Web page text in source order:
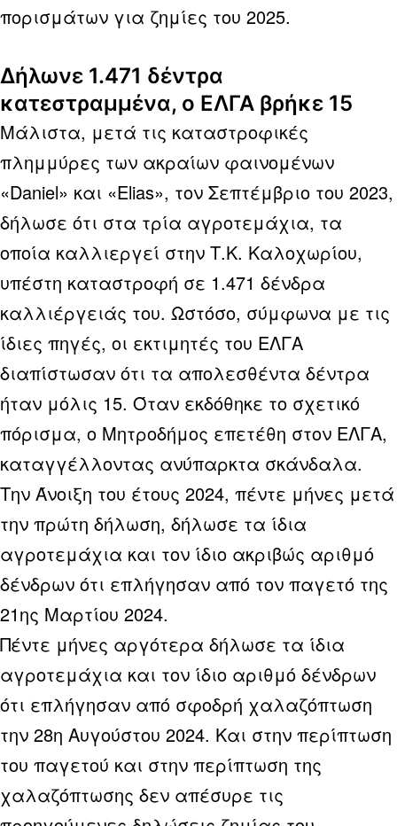
πορισμάτων για ζημίες του 2025.
Δήλωνε 1.471 δέντρα
κατεστραμμένα, ο ΕΛΓΑ βρήκε 15
Μάλιστα, μετά τις καταστροφικές
πλημμύρες των ακραίων φαινομένων
«Daniel» και «Elias», τον Σεπτέμβριο του 2023,
δήλωσε ότι στα τρία αγροτεμάχια, τα
οποία καλλιεργεί στην Τ.Κ. Καλοχωρίου,
υπέστη καταστροφή σε 1.471 δένδρα
καλλιέργειάς του. Ωστόσο, σύμφωνα με τις
ίδιες πηγές, οι εκτιμητές του ΕΛΓΑ
διαπίστωσαν ότι τα απολεσθέντα δέντρα
ήταν μόλις 15. Όταν εκδόθηκε το σχετικό
πόρισμα, ο Μητροδήμος επετέθη στον ΕΛΓΑ,
καταγγέλλοντας ανύπαρκτα σκάνδαλα.
Την Άνοιξη του έτους 2024, πέντε μήνες μετά
την πρώτη δήλωση, δήλωσε τα ίδια
αγροτεμάχια και τον ίδιο ακριβώς αριθμό
δένδρων ότι επλήγησαν από τον παγετό της
21ης Μαρτίου 2024.
Πέντε μήνες αργότερα δήλωσε τα ίδια
αγροτεμάχια και τον ίδιο αριθμό δένδρων
ότι επλήγησαν από σφοδρή χαλαζόπτωση
την 28η Αυγούστου 2024. Και στην περίπτωση
του παγετού και στην περίπτωση της
χαλαζόπτωσης δεν απέσυρε τις